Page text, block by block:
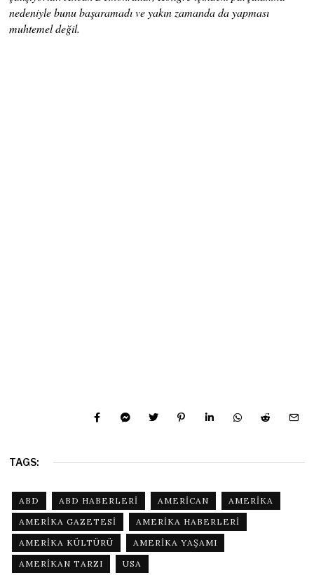
nedeniyle bunu başaramadı ve yakın zamanda da yapması
muhtemel değil.
TAGS:
ABD ABD HABERLERI AMERICAN
AMERIKA
AMERIKA GAZETESI
AMERIKA HABERLERI
AMERIKA KÜLTÜRÜ
AMERIKA YAŞAMI
AMERIKAN TARZI
USA